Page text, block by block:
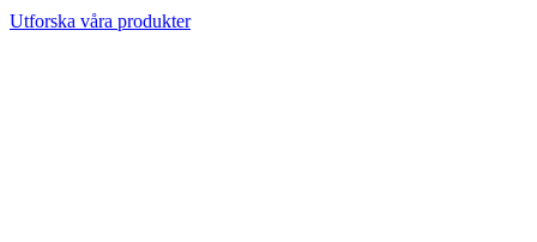
Utforska våra produkter